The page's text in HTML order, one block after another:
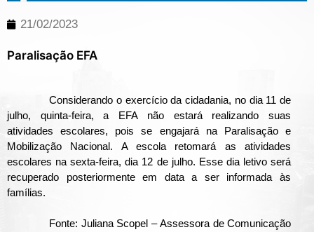
21/02/2023
Paralisação EFA
Considerando o exercício da cidadania, no dia 11 de
julho, quinta-feira, a EFA não estará realizando suas
atividades escolares, pois se engajará na Paralisação e
Mobilização Nacional. A escola retomará as atividades
escolares na sexta-feira, dia 12 de julho. Esse dia letivo será
recuperado posteriormente em data a ser informada às
famílias.
Fonte: Juliana Scopel –Assessora de Comunicação